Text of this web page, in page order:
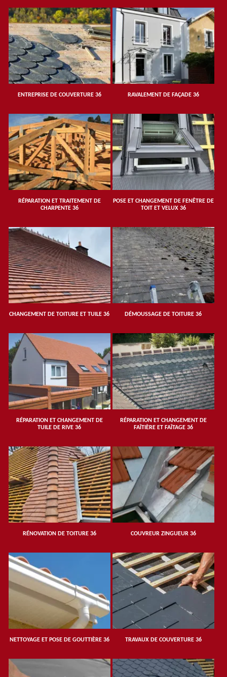
ENTREPRISE DE COUVERTURE 36 RAVALEMENT DE FAÇADE 36
RÉPARATION ET TRAITEMENT DE
CHARPENTE 36
POSE ET CHANGEMENT DE FENÊTRE DE
TOIT ET VELUX 36
CHANGEMENT DE TOITURE ET TUILE 36 DÉMOUSSAGE DE TOITURE 36
RÉPARATION ET CHANGEMENT DE
TUILE DE RIVE 36
RÉPARATION ET CHANGEMENT DE
FAÎTIÈRE ET FAÎTAGE 36
RÉNOVATION DE TOITURE 36 COUVREUR ZINGUEUR 36
NETTOYAGE ET POSE DE GOUTTIÈRE 36 TRAVAUX DE COUVERTURE 36